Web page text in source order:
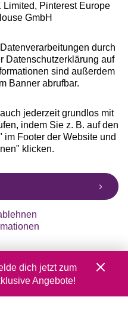
Limited, Pinterest Europe
GmbH
durch
Datenschutzerklärung auf
sind außerdem
Banner abrufbar.
jederzeit grundlos mit
indem Sie z. B. auf den
Footer der Website und
klicken.
dich jetzt zum
Angebote!